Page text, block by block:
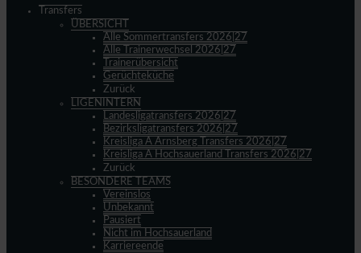
Transfers
ÜBERSICHT
Alle Sommertransfers 2026|27
Alle Trainerwechsel 2026|27
Trainerübersicht
Gerüchteküche
Zurück
LIGENINTERN
Landesligatransfers 2026|27
Bezirksligatransfers 2026|27
Kreisliga A Arnsberg Transfers 2026|27
Kreisliga A Hochsauerland Transfers 2026|27
Zurück
BESONDERE TEAMS
Vereinslos
Unbekannt
Pausiert
Nicht im Hochsauerland
Karriereende